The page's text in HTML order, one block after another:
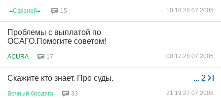
-=Связной=- 15 10:18 28.07.2005
Проблемы с выплатой по
ОСАГО.Помогите советом!
ACURA 17 00:17 28.07.2005
... 2
Скажите кто знает. Про суды.
Вечный бродяга 33 21:19 27.07.2005